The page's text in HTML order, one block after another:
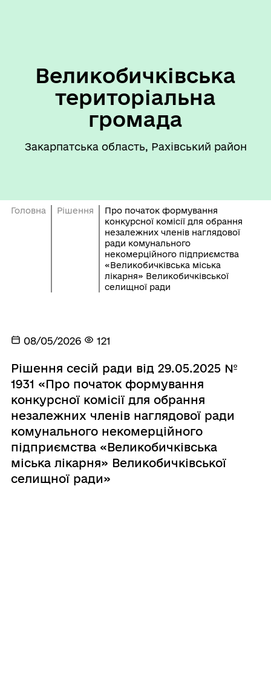
Великобичківська
територіальна
громада
Закарпатська область, Рахівський район
Головна Рішення
Про початок формування
конкурсної комісії для обрання
незалежних членів наглядової
ради комунального
некомерційного підприємства
«Великобичківська міська
лікарня» Великобичківської
селищної ради
08/05/2026 121
Рішення сесій ради від 29.05.2025 №
1931 «Про початок формування
конкурсної комісії для обрання
незалежних членів наглядової ради
комунального некомерційного
підприємства «Великобичківська
міська лікарня» Великобичківської
селищної ради»